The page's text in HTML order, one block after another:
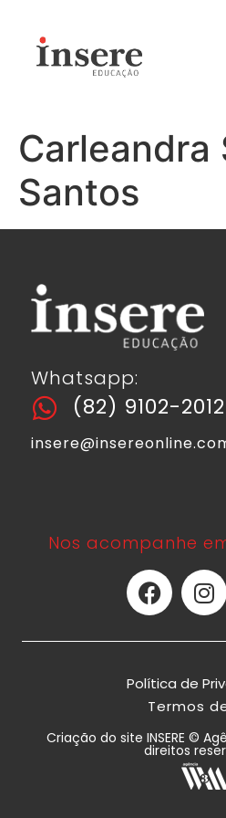
Carleandra
Santos
Whatsapp:
(82) 9102-2012
Nos acompanhe
Política de
Termos
Criação do site INSERE ©
direitos